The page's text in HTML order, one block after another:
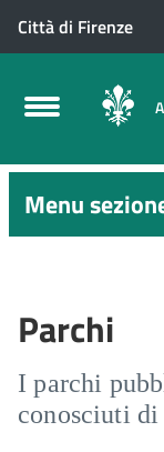
Città di Firenze
Menu
Parchi
I parchi
conosciuti di